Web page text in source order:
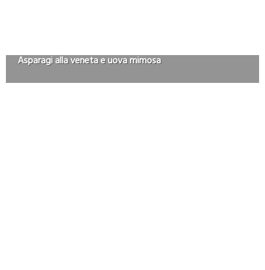
Asparagi alla veneta e uova mimosa